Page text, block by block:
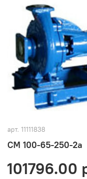
арт. 11111838
СМ 100-65-250-2а
101796.00